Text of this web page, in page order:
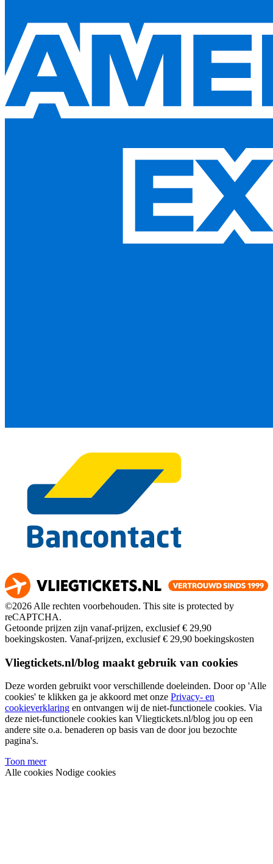
©2026 Alle rechten voorbehouden. This site is protected by
reCAPTCHA.
Getoonde prijzen zijn vanaf-prijzen, exclusief € 29,90
boekingskosten. Vanaf-prijzen, exclusief € 29,90 boekingskosten
Vliegtickets.nl/blog maakt gebruik van cookies
Deze worden gebruikt voor verschillende doeleinden. Door op 'Alle
cookies' te klikken ga je akkoord met onze Privacy- en
cookieverklaring en ontvangen wij de niet-functionele cookies. Via
deze niet-functionele cookies kan Vliegtickets.nl/blog jou op een
andere site o.a. benaderen op basis van de door jou bezochte
pagina's.
Toon meer
Alle cookies Nodige cookies